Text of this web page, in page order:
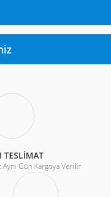
TESLİMAT
Gün Kargoya Verilir